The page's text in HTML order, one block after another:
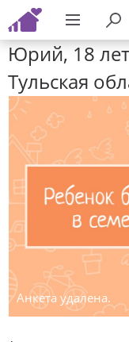
Юрий, 18 лет
Тульская
Анкета удалена.